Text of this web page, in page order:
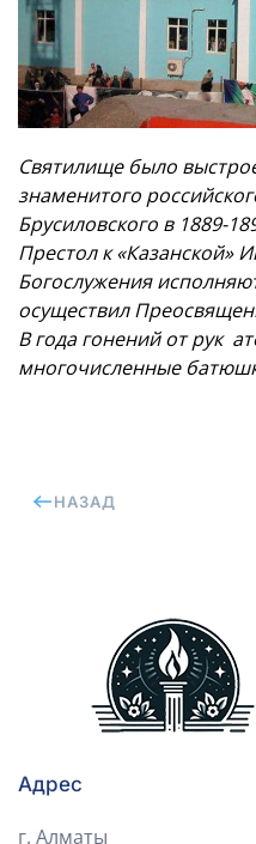
Святилище было
знаменитого
Брусиловского в 1889-
Престолк «Казанской»
Богослужения
осуществил
В года гоненийот рук
многочисленные
НАЗАД
Адрес
г. Алматы